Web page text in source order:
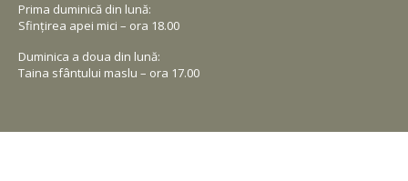
Prima duminică din lună:
Sfințirea apei mici – ora 18.00
Duminica a doua din lună:
Taina sfântului maslu – ora 17.00